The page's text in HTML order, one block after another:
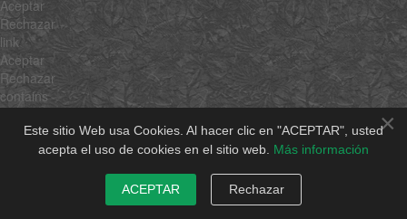
×
Este sitio Web usa Cookies. Al hacer clic en "ACEPTAR", usted
acepta el uso de cookies en el sitio web. Más información
ACEPTAR Rechazar
Aceptar
Rechazar
link
Aceptar
Rechazar
contains
Aceptar
Rechazar
append